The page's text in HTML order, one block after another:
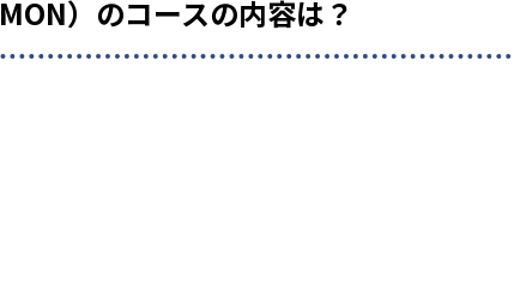
）のコースの内容は？